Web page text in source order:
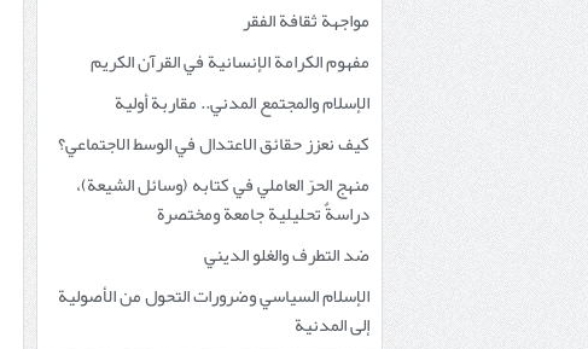
مواجهة ثقافة الفقر
مفهوم الكرامة الإنسانية في القرآن الكريم
الإسلام والمجتمع المدني.. مقاربة أولية
كيف نعزز حقائق الاعتدال في الوسط الاجتماعي؟
منهج الحرّ العاملي في كتابه (وسائل الشيعة)،
دراسةٌ تحليلية جامعة ومختصرة
ضد التطرف والغلو الديني
الإسلام السياسي وضرورات التحول من الأصولية
إلى المدنية